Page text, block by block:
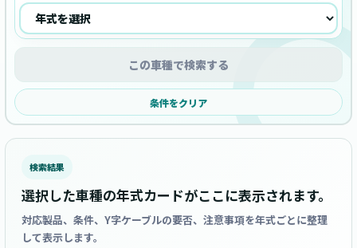
この車種で検索する
条件をクリア
検索結果
選択した車種の年式カードがここに表示されます。
対応製品、条件、Y字ケーブルの要否、注意事項を年式ごとに整理
して表示します。